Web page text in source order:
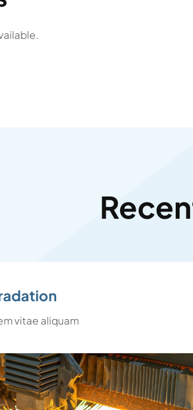
vitae aliquam